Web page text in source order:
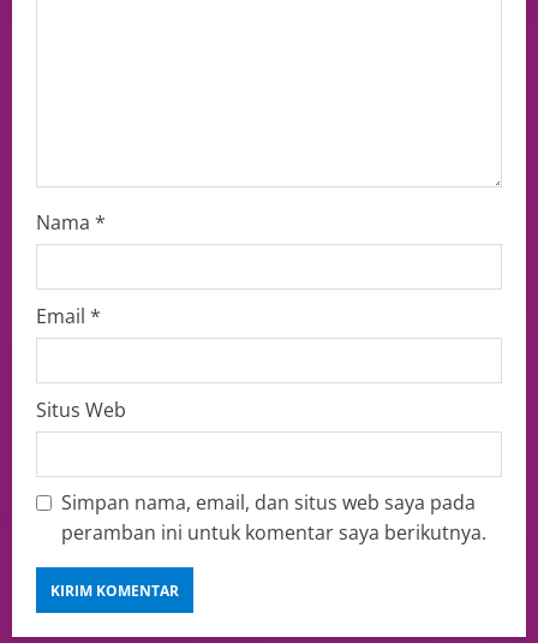
Nama *
Email *
Situs Web
Simpan nama, email, dan situs web saya pada
peramban ini untuk komentar saya berikutnya.